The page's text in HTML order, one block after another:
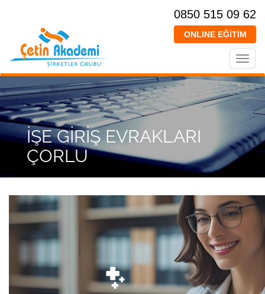
0850 515 09 62
ONLINE EĞİTİM
İŞE GİRİŞ EVRAKLARI
ÇORLU